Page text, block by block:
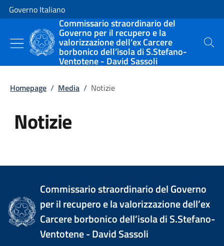
Vai al contenuto
Vai alla navigazione del sito
Governo Italiano
Commissario straordinario del
Governo per il recupero e la
valorizzazione dell’ex Carcere
borbonico dell’isola di S.Stefano-
Ventotene - David Sassoli
Cerca
Homepage / Media / Notizie
Notizie
Tutti i contenuti della pagina
Commissario straordinario del Governo
per il recupero e la valorizzazione dell’ex
Carcere borbonico dell’isola di S.Stefano-
Ventotene - David Sassoli